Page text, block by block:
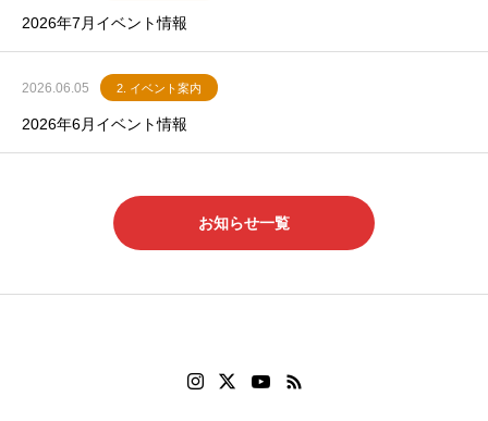
2026年7月イベント情報
2026.06.05 2. イベント案内
2026年6月イベント情報
お知らせ一覧